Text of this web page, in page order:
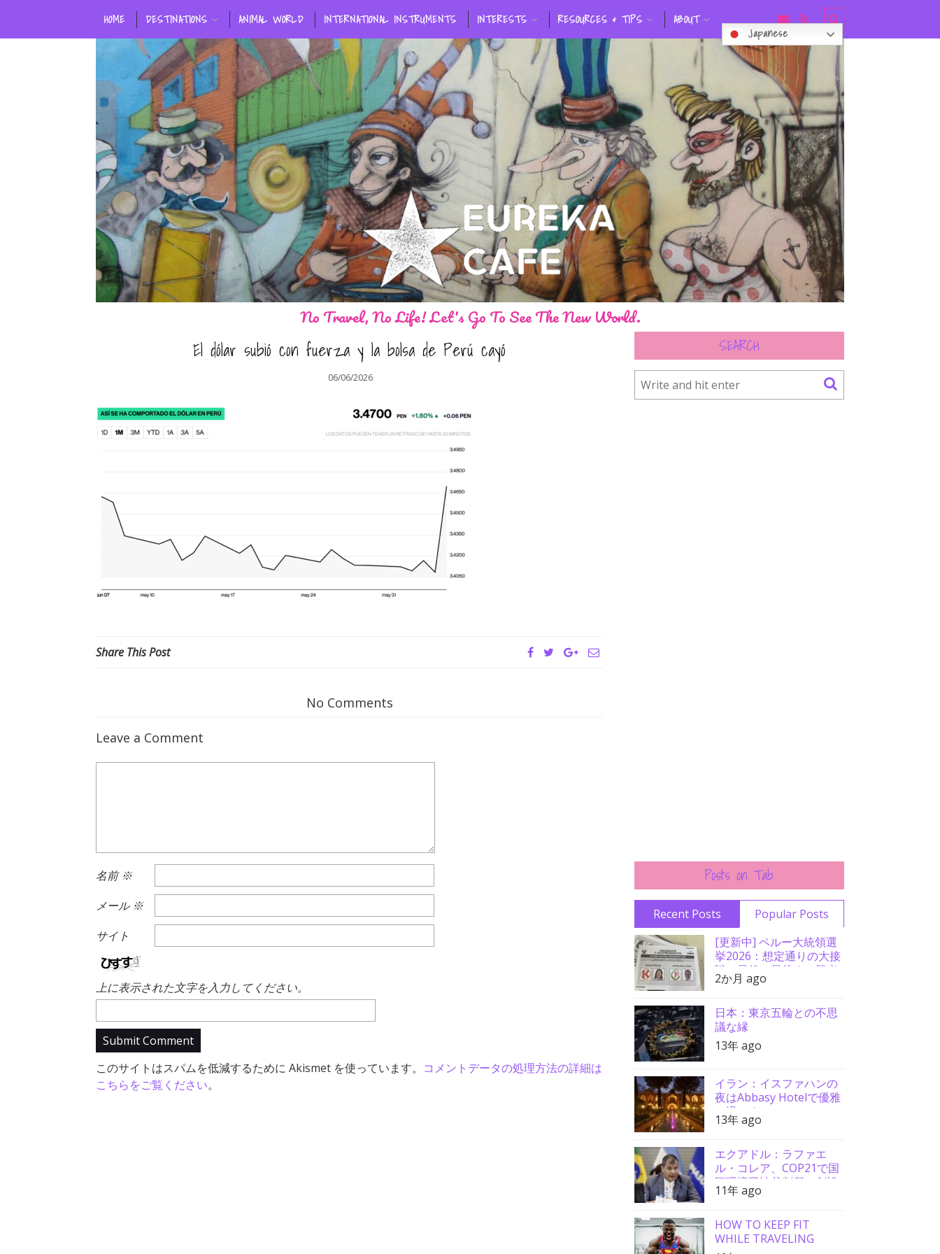
HOME DESTINATIONS ANIMAL WORLD INTERNATIONAL INSTRUMENTS INTERESTS RESOURCES & TIPS
ABOUT
Japanese
No Travel, No Life! Let's Go To See The New World.
El dólar subió con fuerza y la bolsa de Perú cayó
06/06/2026
Share This Post
No Comments
Leave a Comment
名前※
メール ※
サイト
上に表示された文字を入力してください。
このサイトはスパムを低減するために Akismet を使っています。 コメントデータの処理方法の詳細は
こちらをご覧ください。
SEARCH
Posts on Tab
Recent Posts
Popular Posts
[更新中] ペルー大統領選
挙2026：想定通りの大接
戦、最後の最後まで勝者
分からず
2か月 ago
日本：東京五輪との不思
議な縁
13年 ago
イラン：イスファハンの
夜はAbbasy Hotelで優雅
に過ごす
13年 ago
エクアドル：ラファエ
ル・コレア、COP21で国
際環境司法裁判所の創設
を要請
11年 ago
HOW TO KEEP FIT
WHILE TRAVELING